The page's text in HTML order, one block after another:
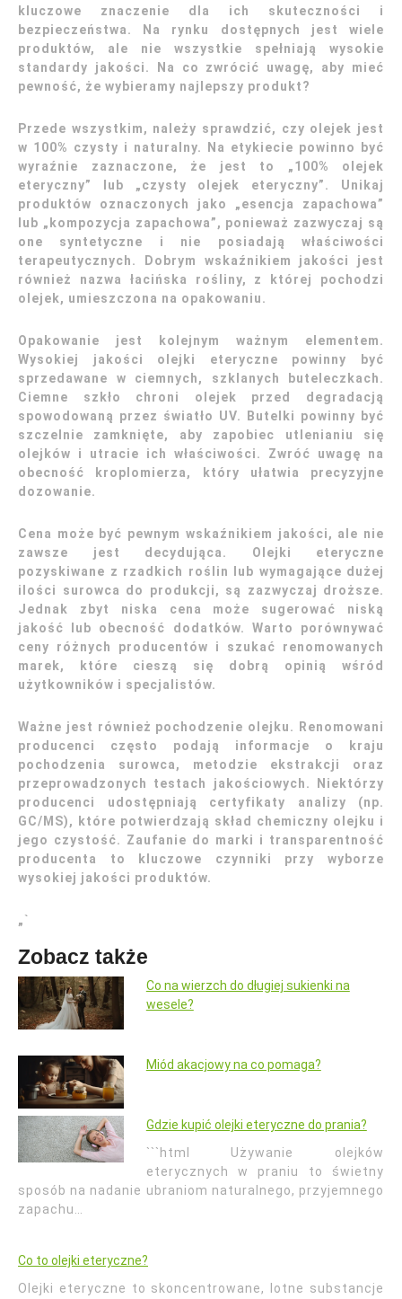
kluczowe znaczenie dla ich skuteczności i
bezpieczeństwa. Na rynku dostępnych jest wiele
produktów, ale nie wszystkie spełniają wysokie
standardy jakości. Na co zwrócić uwagę, aby mieć
pewność, że wybieramy najlepszy produkt?
Przede wszystkim, należy sprawdzić, czy olejek jest
w 100% czysty i naturalny. Na etykiecie powinno być
wyraźnie zaznaczone, że jest to „100% olejek
eteryczny” lub „czysty olejek eteryczny”. Unikaj
produktów oznaczonych jako „esencja zapachowa”
lub „kompozycja zapachowa”, ponieważ zazwyczaj są
one syntetyczne i nie posiadają właściwości
terapeutycznych. Dobrym wskaźnikiem jakości jest
również nazwa łacińska rośliny, z której pochodzi
olejek, umieszczona na opakowaniu.
Opakowanie jest kolejnym ważnym elementem.
Wysokiej jakości olejki eteryczne powinny być
sprzedawane w ciemnych, szklanych buteleczkach.
Ciemne szkło chroni olejek przed degradacją
spowodowaną przez światło UV. Butelki powinny być
szczelnie zamknięte, aby zapobiec utlenianiu się
olejków i utracie ich właściwości. Zwróć uwagę na
obecność kroplomierza, który ułatwia precyzyjne
dozowanie.
Cena może być pewnym wskaźnikiem jakości, ale nie
zawsze jest decydująca. Olejki eteryczne
pozyskiwane z rzadkich roślin lub wymagające dużej
ilości surowca do produkcji, są zazwyczaj droższe.
Jednak zbyt niska cena może sugerować niską
jakość lub obecność dodatków. Warto porównywać
ceny różnych producentów i szukać renomowanych
marek, które cieszą się dobrą opinią wśród
użytkowników i specjalistów.
Ważne jest również pochodzenie olejku. Renomowani
producenci często podają informacje o kraju
pochodzenia surowca, metodzie ekstrakcji oraz
przeprowadzonych testach jakościowych. Niektórzy
producenci udostępniają certyfikaty analizy (np.
GC/MS), które potwierdzają skład chemiczny olejku i
jego czystość. Zaufanie do marki i transparentność
producenta to kluczowe czynniki przy wyborze
wysokiej jakości produktów.
„`
Zobacz także
Co na wierzch do długiej sukienki na
wesele?
Miód akacjowy na co pomaga?
Gdzie kupić olejki eteryczne do prania?
```html Używanie olejków
eterycznych w praniu to świetny
sposób na nadanie ubraniom naturalnego, przyjemnego
zapachu…
Co to olejki eteryczne?
Olejki eteryczne to skoncentrowane, lotne substancje